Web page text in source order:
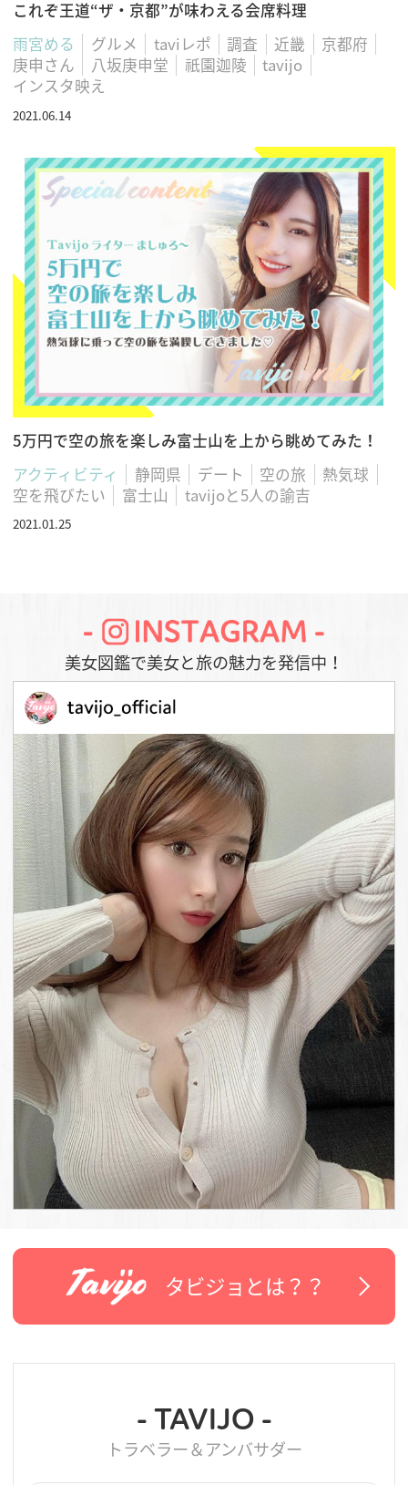
これぞ王道“ザ・京都”が味わえる会席料理
雨宮める
グルメ taviレポ 調査 近畿
京都府
庚申さん
八坂庚申堂 祇園迦陵
tavijo
インスタ映え
2021.06.14
5万円で空の旅を楽しみ富士山を上から眺めてみた！
アクティビティ
静岡県 デート 空の旅
熱気球
空を飛びたい
富士山 tavijoと5人の諭吉
2021.01.25
美女図鑑で美女と旅の魅力を発信中！
タビジョとは？？
- TAVIJO -
トラベラー＆アンバサダー